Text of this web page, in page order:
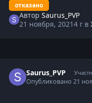
отказано
АвторSaurus_PVP
21 ноября, 20214 г в
Saurus_PVP
Опубликовано21